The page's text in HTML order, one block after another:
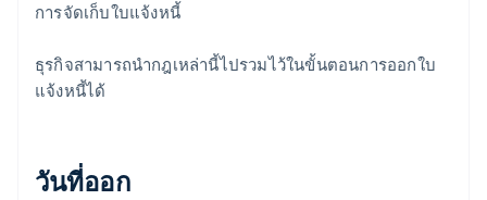
การจัดเก็บใบแจ้งหนี้
ธุรกิจสามารถนำกฎเหล่านี้ไปรวมไว้ในขั้นตอนการออกใบ
แจ้งหนี้ได้
วันที่ออก